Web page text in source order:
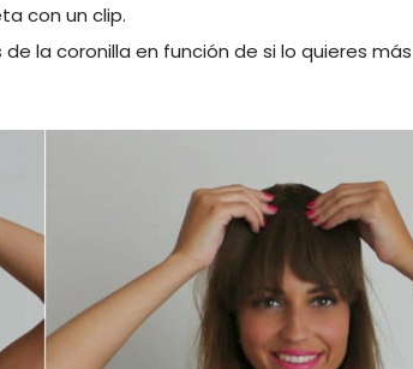
con un clip.
la coronilla en función de si lo quieres